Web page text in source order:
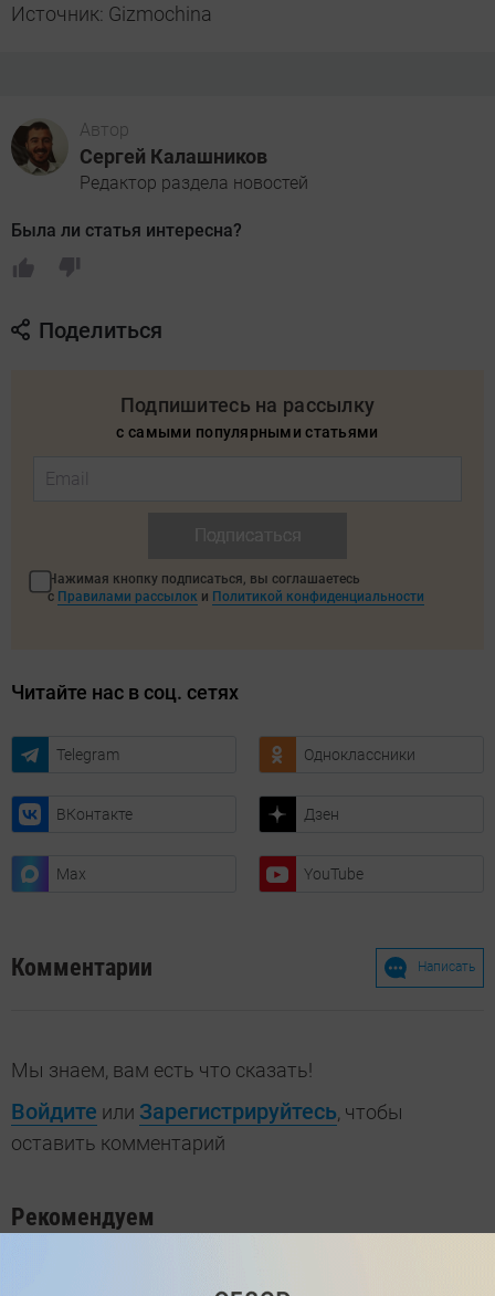
Источник: Gizmochina
Автор
Сергей Калашников
Редактор раздела новостей
Была ли статья интересна?
Поделиться
Подпишитесь на рассылку
с самыми популярными статьями
Нажимая кнопку подписаться, вы соглашаетесь
с Правилами рассылок и Политикой конфиденциальности
Читайте нас в соц. сетях
Telegram Одноклассники
ВКонтакте Дзен
Max YouTube
Комментарии Написать
Мы знаем, вам есть что сказать!
Войдите или Зарегистрируйтесь, чтобы
оставить комментарий
Рекомендуем